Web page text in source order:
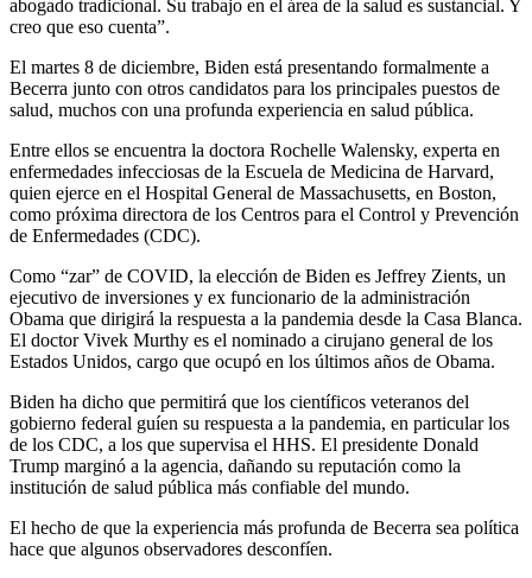
abogado tradicional. Su trabajo en el área de la salud es sustancial. Y
creo que eso cuenta”.
El martes 8 de diciembre, Biden está presentando formalmente a
Becerra junto con otros candidatos para los principales puestos de
salud, muchos con una profunda experiencia en salud pública.
Entre ellos se encuentra la doctora Rochelle Walensky, experta en
enfermedades infecciosas de la Escuela de Medicina de Harvard,
quien ejerce en el Hospital General de Massachusetts, en Boston,
como próxima directora de los Centros para el Control y Prevención
de Enfermedades (CDC).
Como “zar” de COVID, la elección de Biden es Jeffrey Zients, un
ejecutivo de inversiones y ex funcionario de la administración
Obama que dirigirá la respuesta a la pandemia desde la Casa Blanca.
El doctor Vivek Murthy es el nominado a cirujano general de los
Estados Unidos, cargo que ocupó en los últimos años de Obama.
Biden ha dicho que permitirá que los científicos veteranos del
gobierno federal guíen su respuesta a la pandemia, en particular los
de los CDC, a los que supervisa el HHS. El presidente Donald
Trump marginó a la agencia, dañando su reputación como la
institución de salud pública más confiable del mundo.
El hecho de que la experiencia más profunda de Becerra sea política
hace que algunos observadores desconfíen.